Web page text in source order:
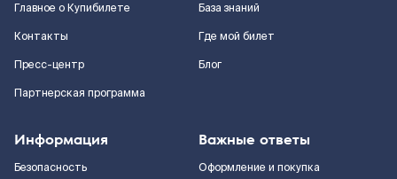
Главное о Купибилете
Контакты
Пресс-центр
Партнерская программа
База знаний
Где мой билет
Блог
Информация
Безопасность
Важные ответы
Оформление и покупка